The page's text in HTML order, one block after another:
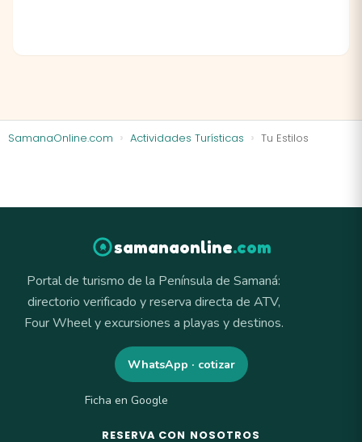
SamanaOnline.com Actividades Turísticas Tu Estilos
samanaonline.com
Portal de turismo de la Península de Samaná:
directorio verificado y reserva directa de ATV,
Four Wheel y excursiones a playas y destinos.
WhatsApp · cotizar
Ficha en Google
RESERVA CON NOSOTROS